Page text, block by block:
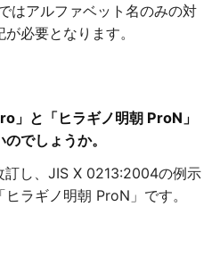
はアルファベット名のみの対
必要となります。
」と「ヒラギノ明朝 ProN」
でしょうか。
訂し、JIS X 0213:2004の例示
ラギノ明朝 ProN」です。